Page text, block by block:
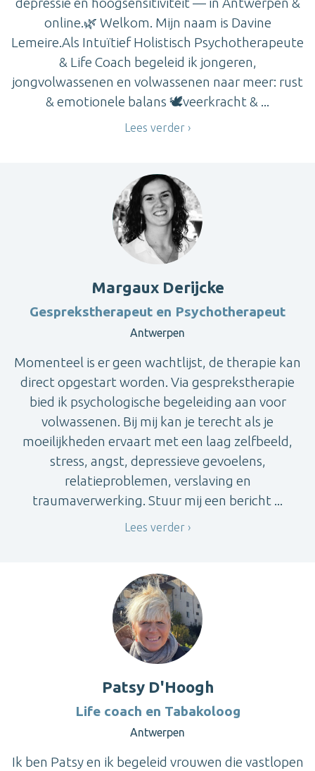
online.🌿 Welkom. Mijn naam is Davine
Lemeire.Als Intuïtief Holistisch Psychotherapeute
& Life Coach begeleid ik jongeren,
jongvolwassenen en volwassenen naar meer: rust
& emotionele balans 🕊️veerkracht & ...
Lees verder
Margaux Derijcke
Gesprekstherapeut en Psychotherapeut
Antwerpen
Momenteel is er geen wachtlijst, de therapie kan
direct opgestart worden. Via gesprekstherapie
bied ik psychologische begeleiding aan voor
volwassenen. Bij mij kan je terecht als je
moeilijkheden ervaart met een laag zelfbeeld,
stress, angst, depressieve gevoelens,
relatieproblemen, verslaving en
traumaverwerking. Stuur mij een bericht ...
Lees verder
Patsy D'Hoogh
Life coach en Tabakoloog
Antwerpen
Ik ben Patsy en ik begeleid vrouwen die vastlopen